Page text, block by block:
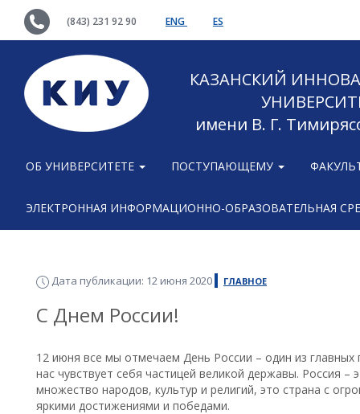
(843) 231 92 90 ENG ES
КАЗАНСКИЙ
имени В. Г.
ОБ УНИВЕРСИТЕТЕ ПОСТУПАЮЩЕМУ
ЭЛЕКТРОННАЯ ИНФОРМАЦИОННО-ОБРАЗОВАТЕЛЬНАЯ
Дата публикации: 12 июня 2020 ГЛАВНОЕ
С Днем России!
12 июня все мы отмечаем День России – один из
нас чувствует себя частицей великой державы. Россия
множество народов, культур и религий, это страна с
яркими достижениями и победами.